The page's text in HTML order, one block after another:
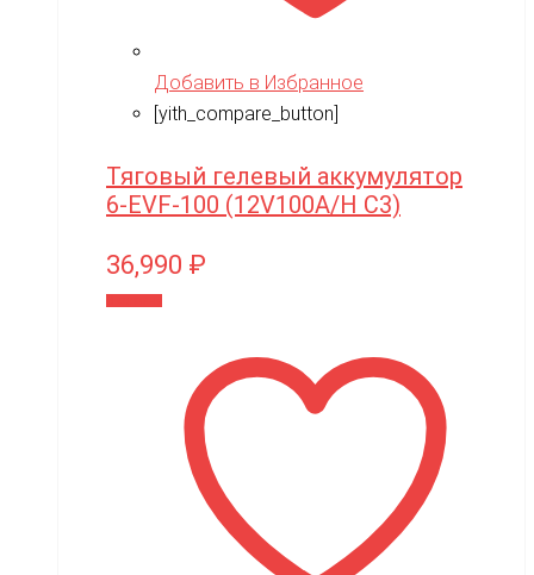
Добавить в Избранное
[yith_compare_button]
Тяговый гелевый аккумулятор
6-EVF-100 (12V100A/H C3)
36,990 ₽